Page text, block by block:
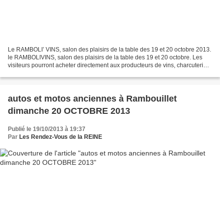
Le RAMBOLI’ VINS, salon des plaisirs de la table des 19 et 20 octobre 2013.
le RAMBOLIVINS, salon des plaisirs de la table des 19 et 20 octobre. Les
visiteurs pourront acheter directement aux producteurs de vins, charcuteries,
autos et motos anciennes à Rambouillet
dimanche 20 OCTOBRE 2013
Publié le 19/10/2013 à 19:37
Par Les Rendez-Vous de la REINE